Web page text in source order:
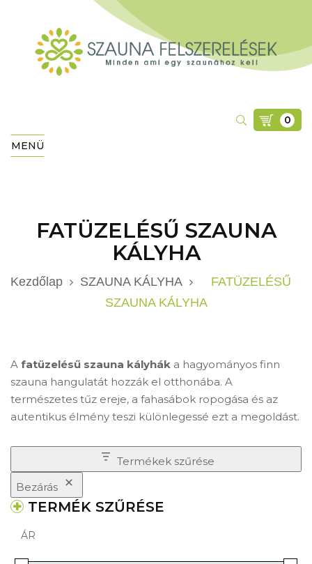
0
MENÜ
FATÜZELÉSŰ SZAUNA
KÁLYHA
Kezdőlap SZAUNA KÁLYHA
FATÜZELÉSŰ
SZAUNA KÁLYHA
A fatüzelésű szauna kályhák a hagyományos finn
szauna hangulatát hozzák el otthonába. A
természetes tűz ereje, a fahasábok ropogása és az
autentikus élmény teszi különlegessé ezt a megoldást.
Termékek szűrése
Bezárás
TERMÉK SZŰRÉSE
ÁR